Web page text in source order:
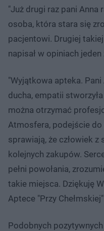
"Już drugi raz pani Anna
osoba, która stara się
pacjentowi. Drugiej
napisał w opiniach
"Wyjątkowa apteka.
ducha, empatii
można otrzymać
Atmosfera, podejście
sprawiają, że człowiek
kolejnych zakupów.
pełni powołania,
takie miejsca. Dziękuję
Aptece "Przy
Podobnych